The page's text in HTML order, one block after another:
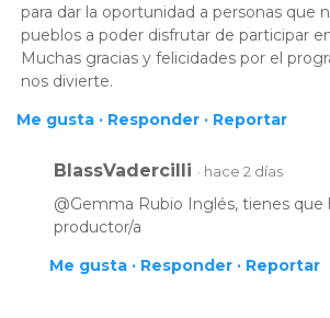
para dar la oportunidad a personas que
pueblos a poder disfrutar de participar
Muchas gracias y felicidades por el
nos divierte.
Me gusta · Responder · Reportar
BlassVadercilli · hace 2 días
@Gemma Rubio Inglés, tienes que
productor/a
Me gusta · Responder · Reportar